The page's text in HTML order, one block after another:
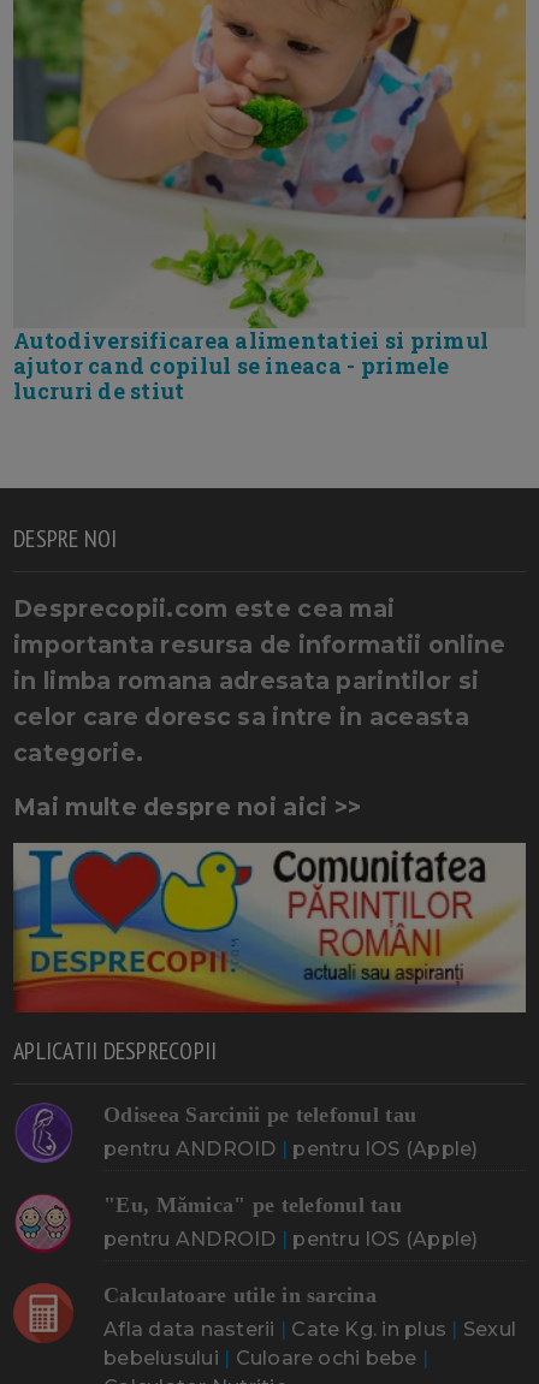
Autodiversificarea alimentatiei si primul
ajutor cand copilul se ineaca - primele
lucruri de stiut
DESPRE NOI
Desprecopii.com este cea mai
importanta resursa de informatii online
in limba romana adresata parintilor si
celor care doresc sa intre in aceasta
categorie.
Mai multe despre noi aici >>
APLICATII DESPRECOPII
Odiseea Sarcinii pe telefonul tau
pentru ANDROID | pentru IOS (Apple)
"Eu, Mămica" pe telefonul tau
pentru ANDROID | pentru IOS (Apple)
Calculatoare utile in sarcina
Afla data nasterii | Cate Kg. in plus | Sexul
bebelusului | Culoare ochi bebe |